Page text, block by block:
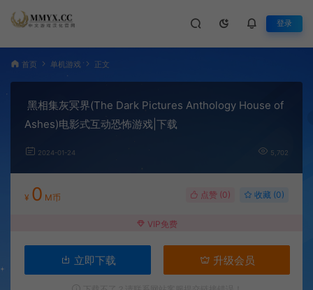
登录
首页 单机游戏 正文
黑相集灰冥界(The Dark Pictures Anthology House of
Ashes)电影式互动恐怖游戏|下载
2024-01-24 5,702
¥ 0 M币 点赞 (0) 收藏 (0)
VIP免费
立即下载 升级会员